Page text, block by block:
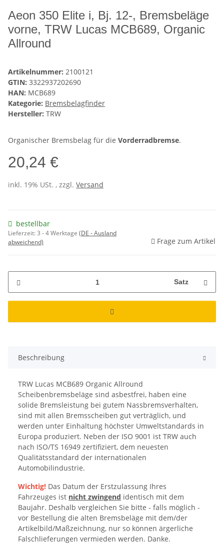
Aeon 350 Elite i, Bj. 12-, Bremsbeläge
vorne, TRW Lucas MCB689, Organic
Allround
Artikelnummer: 2100121
GTIN: 3322937202690
HAN: MCB689
Kategorie: Bremsbelagfinder
Hersteller: TRW
Organischer Bremsbelag für die Vorderradbremse.
20,24 €
inkl. 19% USt. , zzgl. Versand
bestellbar
Lieferzeit:3 - 4 Werktage (DE - Ausland
abweichend)
Frage zum Artikel
Satz
Beschreibung
TRW Lucas MCB689 Organic Allround
Scheibenbremsbeläge sind asbestfrei, haben eine
solide Bremsleistung bei gutem Nassbremsverhalten,
sind mit allen Bremsscheiben gut verträglich, und
werden unter Einhaltung höchster Umweltstandards in
Europa produziert. Neben der ISO 9001 ist TRW auch
nach ISO/TS 16949 zertifiziert, dem neuesten
Qualitätsstandard der internationalen
Automobilindustrie.
Wichtig! Das Datum der Erstzulassung Ihres
Fahrzeuges ist nicht zwingend identisch mit dem
Baujahr. Deshalb vergleichen Sie bitte - falls möglich -
vor Bestellung die alten Bremsbeläge mit dem/der
Artikelbild/Maßzeichnung, nur so können ärgerliche
Falschlieferungen vermieden werden. Danke.